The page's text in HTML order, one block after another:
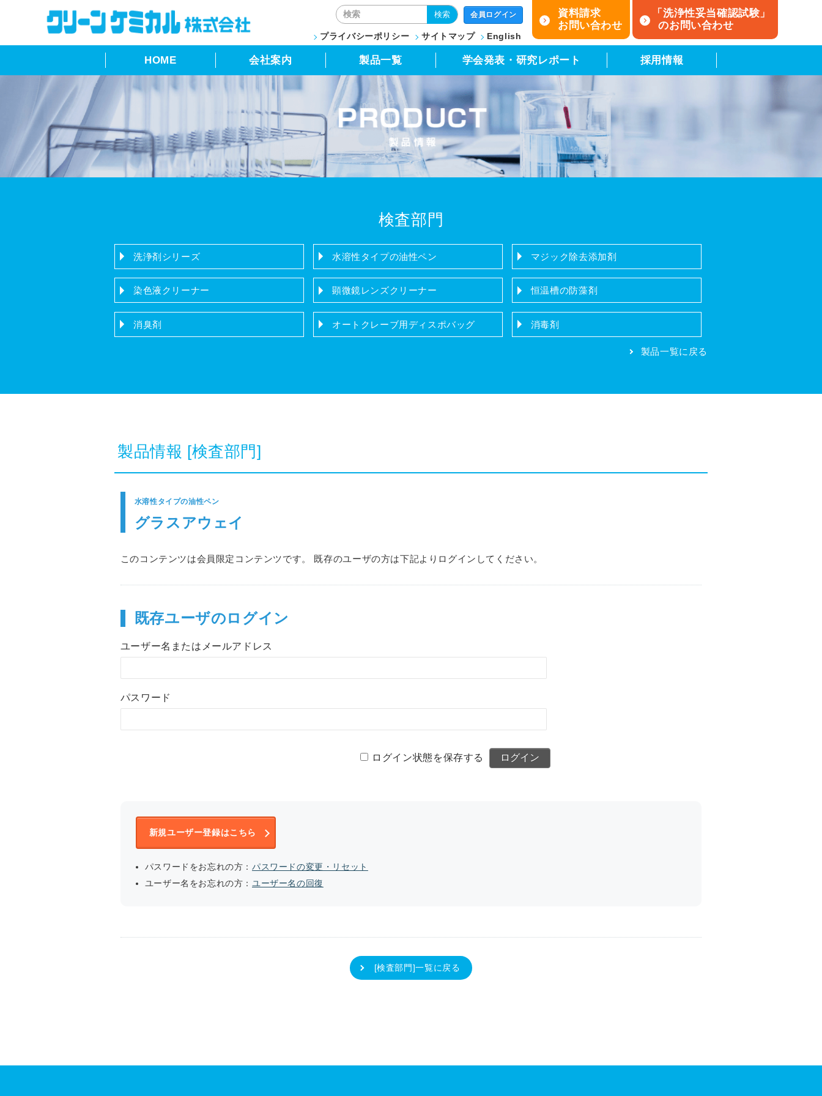
検索 会員ログイン
プライバシーポリシー サイトマップ English
資料請求
お問い合わせ
「洗浄性妥当確認試験」
のお問い合わせ
HOME 会社案内 製品一覧 学会発表・研究レポート 採用情報
検査部門
洗浄剤シリーズ 水溶性タイプの油性ペン マジック除去添加剤
染色液クリーナー 顕微鏡レンズクリーナー 恒温槽の防藻剤
消臭剤 オートクレーブ用ディスポバッグ 消毒剤
製品一覧に戻る
製品情報 [検査部門]
水溶性タイプの油性ペン
グラスアウェイ
このコンテンツは会員限定コンテンツです。 既存のユーザの方は下記よりログインしてください。
既存ユーザのログイン
ユーザー名またはメールアドレス
パスワード
ログイン状態を保存する
新規ユーザー登録はこちら
パスワードをお忘れの方： パスワードの変更・リセット
ユーザー名をお忘れの方： ユーザー名の回復
[検査部門]一覧に戻る